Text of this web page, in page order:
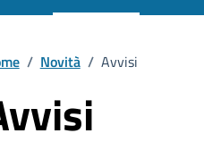
/ Novità / Avvisi